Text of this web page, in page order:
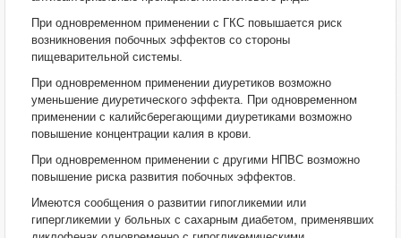
При одновременном применении с ГКС повышается риск
возникновения побочных эффектов со стороны
пищеварительной системы.
При одновременном применении диуретиков возможно
уменьшение диуретического эффекта. При одновременном
применении с калийсберегающими диуретиками возможно
повышение концентрации калия в крови.
При одновременном применении с другими НПВС возможно
повышение риска развития побочных эффектов.
Имеются сообщения о развитии гипогликемии или
гипергликемии у больных с сахарным диабетом, применявших